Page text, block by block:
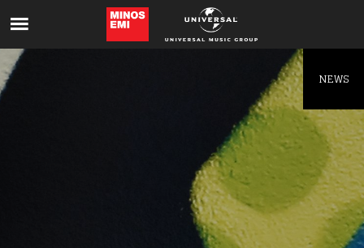
NEWS
Like being first?
Get news from your favorite artists before
everyone else.